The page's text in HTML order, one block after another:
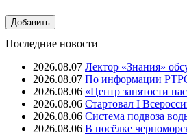
Последние новости
2026.08.07 Лектор «Знания»
2026.08.07 ⁠По информации
2026.08.06 «Центр занятости
2026.08.06 Стартовал I
2026.08.06 Система подвоза
2026.08.06 В посёлке